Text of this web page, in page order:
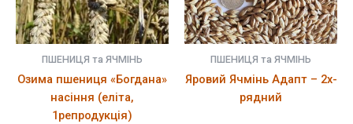
ПШЕНИЦЯ та ЯЧМІНЬ
Озима пшениця «Богдана»
насіння (еліта,
1репродукція)
ПШЕНИЦЯ та ЯЧМІНЬ
Яровий Ячмінь Адапт – 2х-
рядний